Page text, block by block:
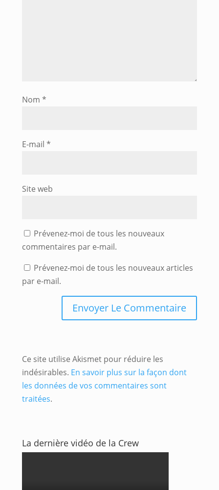
Nom *
E-mail *
Site web
Prévenez-moi de tous les nouveaux
commentaires par e-mail.
Prévenez-moi de tous les nouveaux articles
par e-mail.
Ce site utilise Akismet pour réduire les
indésirables. En savoir plus sur la façon dont
les données de vos commentaires sont
traitées.
La dernière vidéo de la Crew